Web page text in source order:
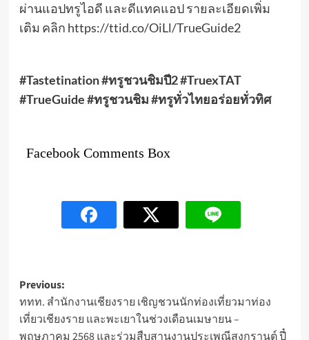
ผ่านแอปทรูไอดี และดีแทคแอป รายละเอียดเพิ่ม
เติม คลิก https://ttid.co/OiLl/TrueGuide2
#Tastetination #ทรูชวนชิมปี2#TruexTAT
#TrueGuide #ทรูชวนชิม #ทรูทั่วไทยอร่อยทั่วทิศ
Facebook Comments Box
Post
navigation
Previous:
ททท. สำนักงานเชียงราย เชิญชวนนักท่องเที่ยวมาท่อง
เที่ยวเชียงราย และพะเยาในช่วงเดือนเมษายน –
พฤษภาคม 2568 และร่วมสืบสานงานประเพณีสงกรานต์ ปี๋